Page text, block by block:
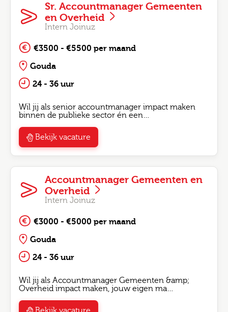
Sr. Accountmanager Gemeenten
en Overheid
Intern Joinuz
€3500 - €5500 per maand
Gouda
24 - 36 uur
Wil jij als senior accountmanager impact maken
binnen de publieke sector én een…
Bekijk vacature
Accountmanager Gemeenten en
Overheid
Intern Joinuz
€3000 - €5000 per maand
Gouda
24 - 36 uur
Wil jij als Accountmanager Gemeenten &amp;
Overheid impact maken, jouw eigen ma…